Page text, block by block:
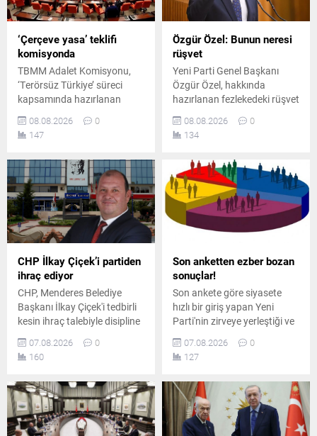
‘Çerçeve yasa’ teklifi
komisyonda
TBMM Adalet Komisyonu,
‘Terörsüz Türkiye’ süreci
kapsamında hazırlanan
çerçeve yasa teklifini
görüşmek üzere toplandı.
Toplantıda iktidar ve
arasında usul ve içerik
tartışmaları yaşandı.
08.08.2026
0
147
Özgür Özel: Bunun neresi
rüşvet
Yeni Parti Genel Başkanı
Özgür Özel, hakkında
hazırlanan fezlekedeki rüşvet
iddiasına tepki göstererek,
kurultay masrafları için para
verilmiş olsa bile bunun
savundu.
08.08.2026
0
134
CHP İlkay Çiçek’i partiden
ihraç ediyor
CHP, Menderes Belediye
Başkanı İlkay Çiçek'i tedbirli
kesin ihraç talebiyle disipline
ilkeleri ve örgüt disiplini
kapsamında yapılan
alındığı açıklandı.
07.08.2026
0
160
Son anketten ezber bozan
sonuçlar!
Son ankete göre siyasete
hızlı bir giriş yapan Yeni
Parti'nin zirveye yerleştiği ve
aldığı ankette, CHP ve
MHP'nin yaşadığı tarihi oy
gerilemeleri dikkat çekti.
07.08.2026
0
127